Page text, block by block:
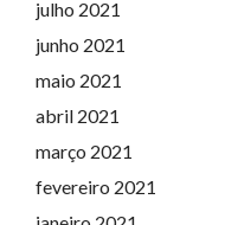
julho 2021
junho 2021
maio 2021
abril 2021
março 2021
fevereiro 2021